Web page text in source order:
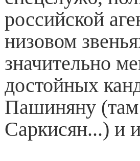
российской
низовом
значительно
достойных
Пашиняну
Саркисян...) и